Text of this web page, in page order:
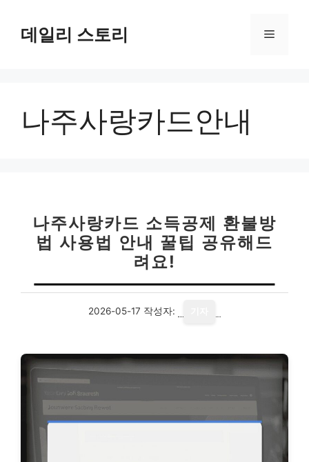
데일리 스토리 메
나주사랑카드안내
나주사랑카드 소득공제 환불방
법 사용법 안내 꿀팁 공유해드
려요!
2026-05-17 작성자: